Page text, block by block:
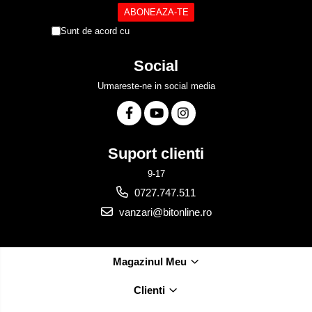
Sunt de acord cu
Social
Urmareste-ne in social media
Suport clienti
9-17
0727.747.511
vanzari@bitonline.ro
Magazinul Meu
Clienti